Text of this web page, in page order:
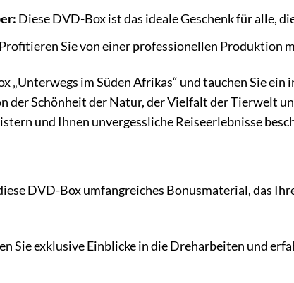
Diese DVD-Box ist das ideale Geschenk für alle,
Profitieren Sie von einer professionellen Produktion
„Unterwegs im Süden Afrikas“ und tauchen Sie
der Schönheit der Natur, der Vielfalt der Tierwelt
und Ihnen unvergessliche Reiseerlebnisse
DVD-Box umfangreiches Bonusmaterial, das
Sie exklusive Einblicke in die Dreharbeiten und